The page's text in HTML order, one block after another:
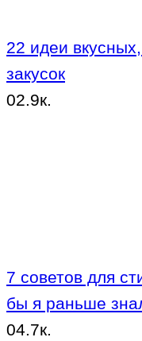
22 идеи
закусок
02.9к.
7 советов для
бы я раньше
04.7к.